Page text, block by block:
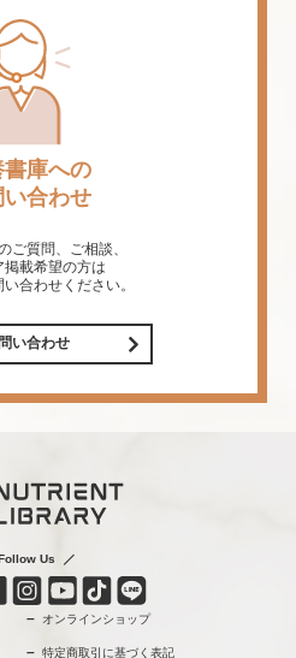
書庫への
い合わせ
ご質問、ご相談、
掲載希望の方は
合わせください。
い合わせ
Us
オンラインショップ
特定商取引に基づく表記